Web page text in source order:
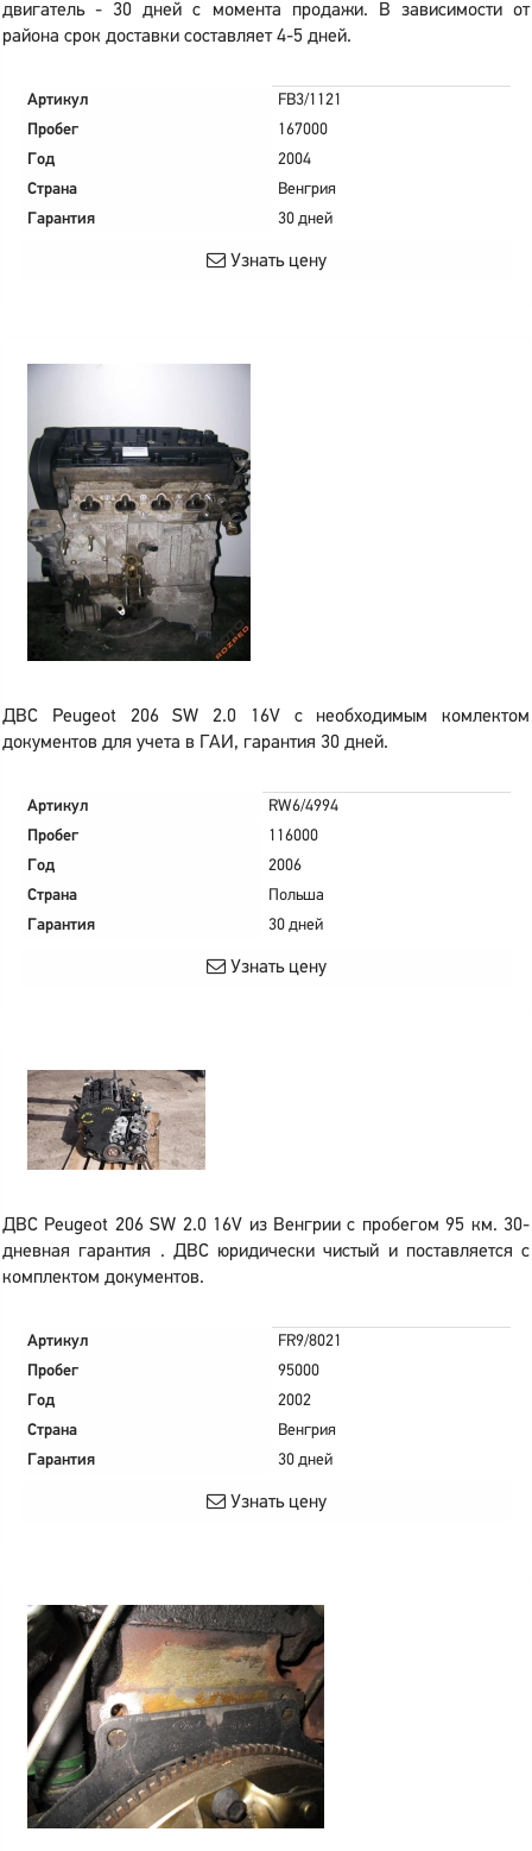
двигатель - 30 дней с момента продажи. В зависимости от
района срок доставки составляет 4-5 дней.
Артикул
FB3/1121
Пробег
167000
Год
2004
Страна
Венгрия
Гарантия
30 дней
Узнать цену
ДВС Peugeot 206 SW 2.0 16V с необходимым комлектом
документов для учета в ГАИ, гарантия 30 дней.
Артикул
RW6/4994
Пробег
116000
Год
2006
Страна
Польша
Гарантия
30 дней
Узнать цену
ДВС Peugeot 206 SW 2.0 16V из Венгрии с пробегом 95 км. 30-
дневная гарантия . ДВС юридически чистый и поставляется с
комплектом документов.
Артикул
FR9/8021
Пробег
95000
Год
2002
Страна
Венгрия
Гарантия
30 дней
Узнать цену